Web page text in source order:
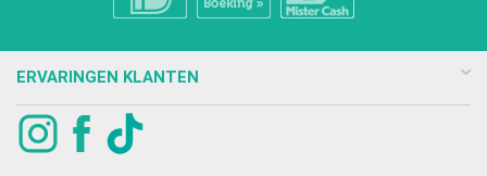
ERVARINGEN KLANTEN